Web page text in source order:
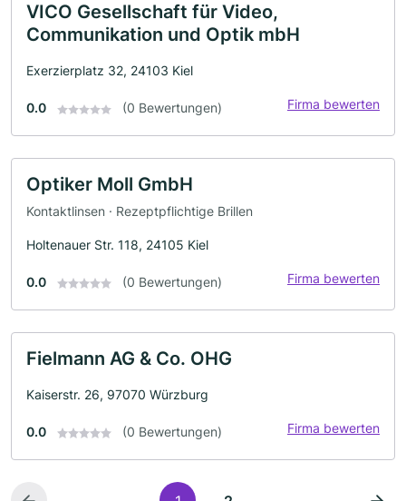
VICO Gesellschaft für Video,
Communikation und Optik mbH
Exerzierplatz 32, 24103 Kiel
0.0 (0 Bewertungen) Firma bewerten
Optiker Moll GmbH
Kontaktlinsen · Rezeptpflichtige Brillen
Holtenauer Str. 118, 24105 Kiel
0.0 (0 Bewertungen) Firma bewerten
Fielmann AG & Co. OHG
Kaiserstr. 26, 97070 Würzburg
0.0 (0 Bewertungen) Firma bewerten